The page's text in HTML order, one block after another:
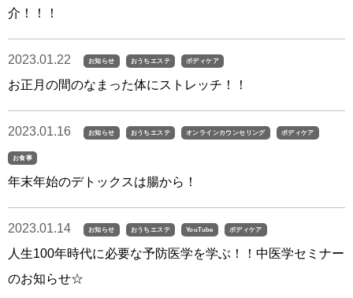
介！！！
2023.01.22 お知らせ おうちエステ ボディケア
お正月の間のなまった体にストレッチ！！
2023.01.16 お知らせ おうちエステ オンラインカウンセリング ボディケア
お食事
年末年始のデトックスは腸から！
2023.01.14 お知らせ おうちエステ YouTube ボディケア
人生100年時代に必要な予防医学を学ぶ！！中医学セミナー
のお知らせ☆